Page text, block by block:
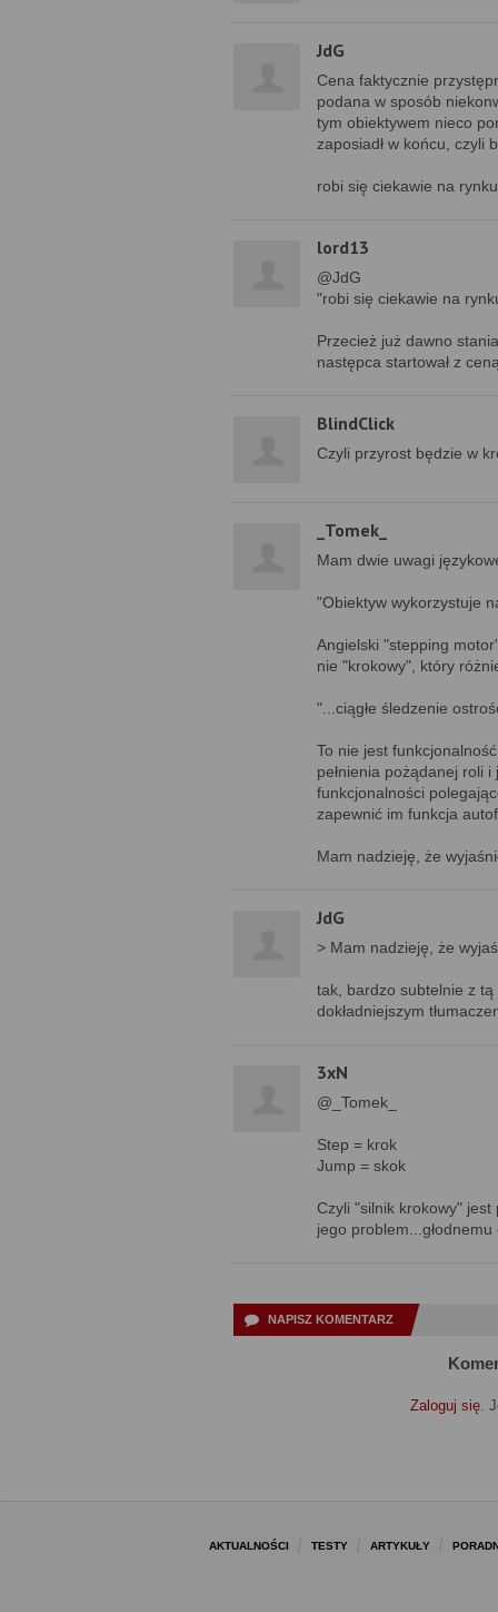
JdG
Cena faktycznie
podana w sposób
tym obiektywem nieco
zaposiadł w końcu, czyli
robi się ciekawie na
lord13
@JdG
"robi się ciekawie na
Przecież już dawno
następca startował z
BlindClick
Czyli przyrost będzie w
_Tomek_
Mam dwie uwagi
"Obiektyw wykorzystuje
Angielski "stepping
nie "krokowy", który
"...ciągłe śledzenie
To nie jest
pełnienia pożądanej roli
funkcjonalności
zapewnić im funkcja
Mam nadzieję, że
JdG
> Mam nadzieję, że
tak, bardzo subtelnie z tą
dokładniejszym
3xN
@_Tomek_
Step = krok
Jump = skok
Czyli "silnik krokowy" jest
jego
NAPISZ KOMENTARZ
Zaloguj się.
AKTUALNOŚCI TESTY ARTYKUŁY